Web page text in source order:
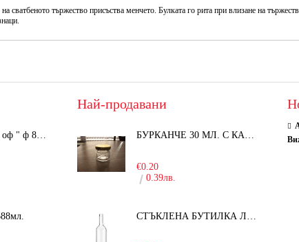
сватбеното тържество присъства менчето. Булката го рита при влизане на
Капачка " Туист - оф " ф 82мм, сребриста, Люка
Най-продавани
БУРКАНЧЕ 30 МЛ. С КАПАЧКА
€0.20
0.39лв.
СТЪКЛЕНА БУТИЛКА ЛЕЖЕРА 750 МЛ.